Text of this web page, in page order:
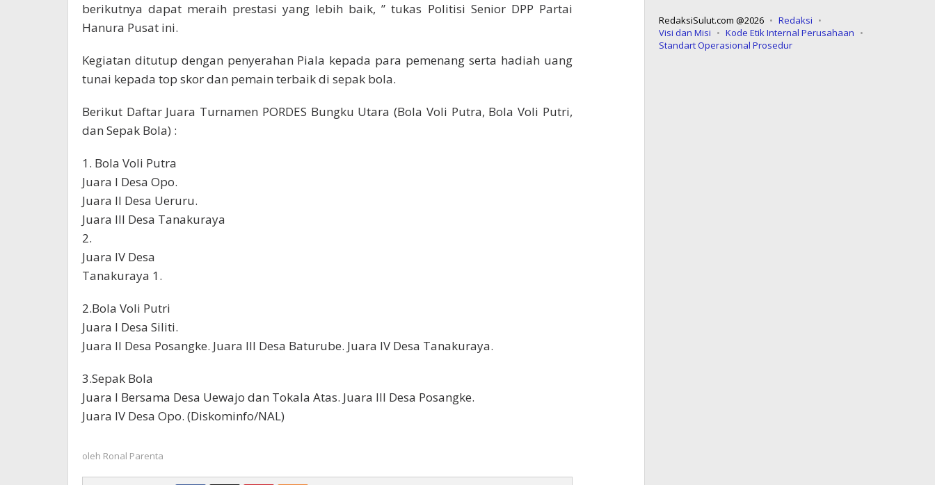
berikutnya dapat meraih prestasi yang lebih baik, ” tukas Politisi Senior DPP Partai
Hanura Pusat ini.
Kegiatan ditutup dengan penyerahan Piala kepada para pemenang serta hadiah uang
tunai kepada top skor dan pemain terbaik di sepak bola.
Berikut Daftar Juara Turnamen PORDES Bungku Utara (Bola Voli Putra, Bola Voli Putri,
dan Sepak Bola) :
1. Bola Voli Putra
Juara I Desa Opo.
Juara II Desa Ueruru.
Juara III Desa Tanakuraya
2.
Juara IV Desa
Tanakuraya 1.
2.Bola Voli Putri
Juara I Desa Siliti.
Juara II Desa Posangke. Juara III Desa Baturube. Juara IV Desa Tanakuraya.
3.Sepak Bola
Juara I Bersama Desa Uewajo dan Tokala Atas. Juara III Desa Posangke.
Juara IV Desa Opo. (Diskominfo/NAL)
oleh Ronal Parenta
RedaksiSulut.com @2026
Redaksi
Visi dan Misi
Kode Etik Internal Perusahaan
Standart Operasional Prosedur